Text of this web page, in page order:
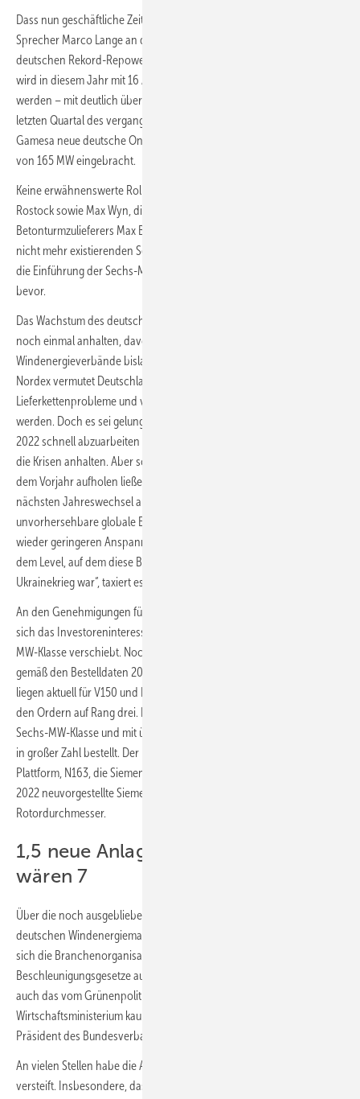
Dass nun geschäftliche Zeitenwende ist, liest Siemens-Gamesa-
Sprecher Marco Lange an der 2023 bevorstehenden Errichtung des
deutschen Rekord-Repowering-Windparks Elster ab. Das VSB-Projekt
wird in diesem Jahr mit 16 Anlagen vom Typ SG 6.6-155 Realität
werden – mit deutlich über 100 MW also. Und die Bestellungen im
letzten Quartal des vergangenen Kalenderjahres haben Siemens
Gamesa neue deutsche Onshore-Windkraft-Aufträge eines Volumens
von 165 MW eingebracht.
Keine erwähnenswerte Rolle spielten 2022 Vensys, Eno Energy aus
Rostock sowie Max Wyn, die Windturbinen-Tochter des
Betonturmzulieferers Max Bögl. Letztere errichtet letzte Anlagen der
nicht mehr existierenden Senvion. Vensys und Eno Energy steht aber
die Einführung der Sechs-MW-Klasse in den kommenden zwei Jahren
bevor.
Das Wachstum des deutschen Onshore-Marktes dürfte auch 2023
noch einmal anhalten, davon gehen die Unternehmen und
Windenergieverbände bislang trotz anhaltender Krisen aus. Bei
Nordex vermutet Deutschland-Chef Brüggemann, dass
Lieferkettenprobleme und verzögerte Inbetriebnahmen anhalten
werden. Doch es sei gelungen, alle Rückstände aus Ende 2021 Anfang
2022 schnell abzuarbeiten und die Anlagen zu errichten. So dürften
die Krisen anhalten. Aber so lange sich weiterhin die Rückstände aus
dem Vorjahr aufholen ließen, gleiche es die neuen Rückstände am
nächsten Jahreswechsel aus. „Wenn nicht noch weitere
unvorhersehbare globale Entwicklungen passieren, sind wir in einer
wieder geringeren Anspannung: und zwar in einer Anspannung auf
dem Level, auf dem diese Branche schon Ende 2021 noch vor dem
Ukrainekrieg war“, taxiert es der Nordex-Manager.
An den Genehmigungen für künftige Windparks lässt sich ablesen, wie
sich das Investoreninteresse weiter in Richtung der Fünf- bis Sechs-
MW-Klasse verschiebt. Noch bleiben die 150 Meter Rotordurchmesser
gemäß den Bestelldaten 2023 dominierend. Am meisten Aufträge
liegen aktuell für V150 und N149 vor. Enercons E-138 bleibt auch bei
den Ordern auf Rang drei. Doch sind auch Anlagen der Fünf- bis
Sechs-MW-Klasse und mit über 160 Meter Rotordurchmesser schon
in großer Zahl bestellt. Der Reihe nach: V162, E-160, die Cypress-
Plattform, N163, die Siemens-Gamesa-Plattform 5.X und sogar das
2022 neuvorgestellte Siemens-Gamesa-Modell mit 170 Meter
Rotordurchmesser.
1,5 neue Anlagen pro Tag, nötig
wären 7
Über die noch ausgebliebene Beschleunigung in der Erholung des
deutschen Windenergiemarktes von seinem Tief im Jahr 2019 zeigen
sich die Branchenorganisationen enttäuscht. Trotz zahlreicher
Beschleunigungsgesetze aus dem ersten vollen Regierungsjahr habe
auch das vom Grünenpolitiker Robert Habeck geführte
Wirtschaftsministerium kaum Impulse setzen können. Das sagt der
Präsident des Bundesverbandes Windenergie, Hermann Abers.
An vielen Stellen habe die Ampelkoalition sich auf Regeln im Kleinen
versteift. Insbesondere, dass die Bundesländer erst 2027 einen Teil